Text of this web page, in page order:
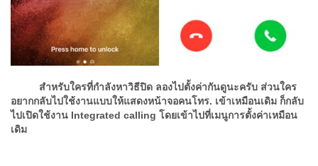
สำหรับใครที่กำลังหาวิธีปิด ลองไปตั้งค่ากันดูนะครับ ส่วนใคร
อยากกลับไปใช้งานแบบให้แสดงหน้าจอคนโทร. เข้าเหมือนเดิม ก็กลับ
ไปเปิดใช้งาน Integrated calling โดยเข้าไปที่เมนูการตั้งค่าเหมือน
เดิม